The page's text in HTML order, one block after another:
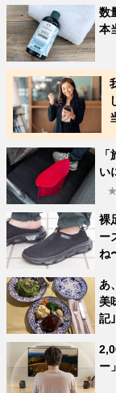
数
本
い
裸
ー
ね
あ
美
記｣
ー